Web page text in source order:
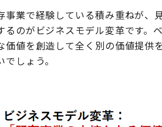
事業で経験している積み重ねが、
るのがビジネスモデル変革です。
価値を創造して全く別の価値提供
でしょう。